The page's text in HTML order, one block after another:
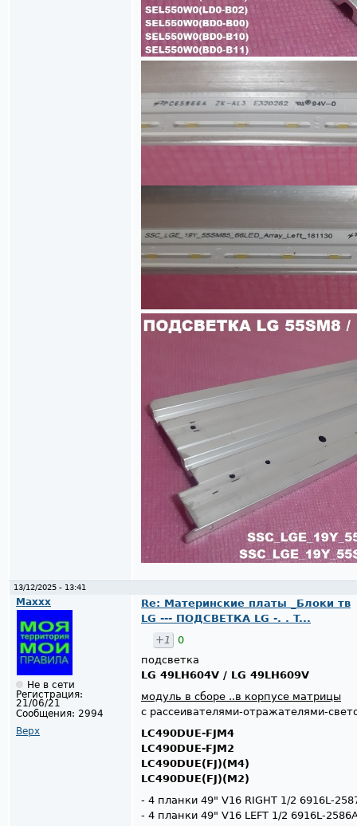
13/12/2025 - 13:41
Maxxx
Не в сети
Регистрация:
21/06/21
Сообщения: 2994
Верх
Re: Материнские платы _Блоки тв
LG --- ПОДСВЕТКА LG -. . T...
+1
0
подсветка
LG 49LH604V / LG 49LH609V
модуль в сборе ..в корпусе матрицы
с рассеивателями-отражателями-
LC490DUE-FJM4
LC490DUE-FJM2
LC490DUE(FJ)(M4)
LC490DUE(FJ)(M2)
- 4 планки 49" V16 RIGHT 1/2 6916L-
- 4 планки 49" V16 LEFT 1/2 6916L-